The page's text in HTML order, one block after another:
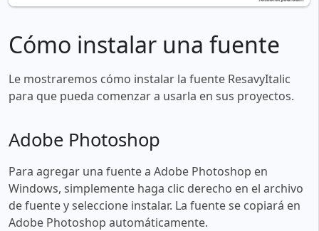
Cómo instalar una fuente
Le mostraremos cómo instalar la fuente ResavyItalic
para que pueda comenzar a usarla en sus proyectos.
Adobe Photoshop
Para agregar una fuente a Adobe Photoshop en
Windows, simplemente haga clic derecho en el archivo
de fuente y seleccione instalar. La fuente se copiará en
Adobe Photoshop automáticamente.